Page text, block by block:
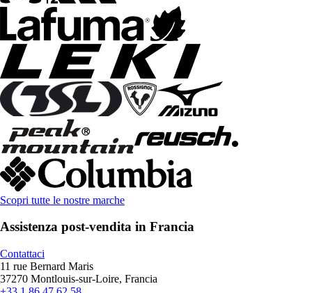
Scopri tutte le nostre marche
Assistenza post-vendita in Francia
Contattaci
11 rue Bernard Maris
37270 Montlouis-sur-Loire, Francia